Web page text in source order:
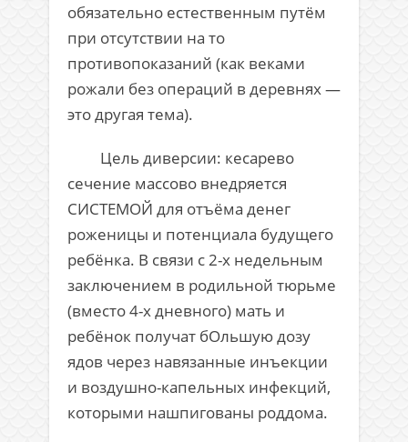
обязательно естественным путём
при отсутствии на то
противопоказаний (как веками
рожали без операций в деревнях —
это другая тема).
Цель диверсии: кесарево
сечение массово внедряется
СИСТЕМОЙ для отъёма денег
роженицы и потенциала будущего
ребёнка. В связи с 2-х недельным
заключением в родильной тюрьме
(вместо 4-х дневного) мать и
ребёнок получат бОльшую дозу
ядов через навязанные инъекции
и воздушно-капельных инфекций,
которыми нашпигованы роддома.